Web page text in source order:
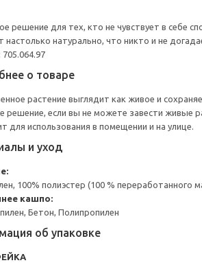
решение для тех, кто не чувствует в себе
настолько натурально, что никто и не
о товаре
растение выглядит как живое и
решение, если вы не можете завести живые
для использования в помещении и на улице.
и уход
100% полиэстер (100 % переработанного
кашпо:
Бетон, Полипропилен
об упаковке